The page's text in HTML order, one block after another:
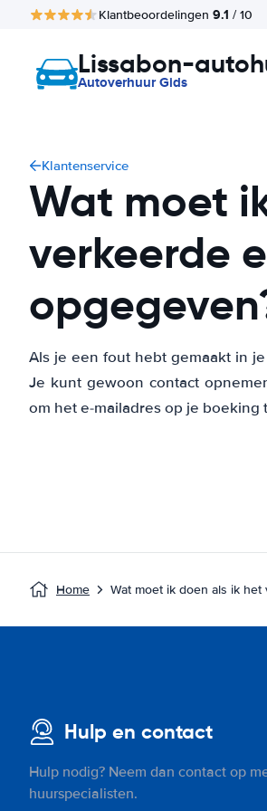
Klantbeoordelingen 9.1 / 10
Lissabon-
Autoverhuur Gids
Klantenservice
Wat moet
verkeerde
Als je een fout hebt gemaakt in
Je kunt gewoon contact
om het e-mailadres op je boeking
Home Wat moet ik doen als ik
Hulp en contact
Hulp nodig? Neem dan contact op
huurspecialisten.